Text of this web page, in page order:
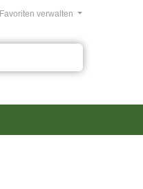
Favoriten verwalten